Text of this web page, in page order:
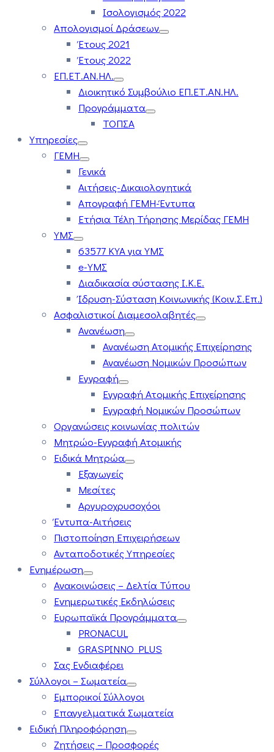
Ισολογισμός 2022
Απολογισμοί Δράσεων
Έτους 2021
Έτους 2022
ΕΠ.ΕΤ.ΑΝ.ΗΛ.
Διοικητικό Συμβούλιο ΕΠ.ΕΤ.ΑΝ.ΗΛ.
Προγράμματα
ΤΟΠΣΑ
Υπηρεσίες
ΓΕΜΗ
Γενικά
Αιτήσεις-Δικαιολογητικά
Απογραφή ΓΕΜΗ-Έντυπα
Ετήσια Τέλη Τήρησης Μερίδας ΓΕΜΗ
ΥΜΣ
63577 ΚΥΑ για ΥΜΣ
e-ΥΜΣ
Διαδικασία σύστασης Ι.Κ.Ε.
Ίδρυση-Σύσταση Κοινωνικής (Κοιν.Σ.Επ.)
Ασφαλιστικοί Διαμεσολαβητές
Ανανέωση
Ανανέωση Ατομικής Επιχείρησης
Ανανέωση Νομικών Προσώπων
Εγγραφή
Εγγραφή Ατομικής Επιχείρησης
Εγγραφή Νομικών Προσώπων
Οργανώσεις κοινωνίας πολιτών
Μητρώο-Εγγραφή Ατομικής
Ειδικά Μητρώα
Εξαγωγείς
Μεσίτες
Αργυροχρυσοχόοι
Έντυπα-Αιτήσεις
Πιστοποίηση Επιχειρήσεων
Ανταποδοτικές Υπηρεσίες
Ενημέρωση
Ανακοινώσεις – Δελτία Τύπου
Ενημερωτικές Εκδηλώσεις
Ευρωπαϊκά Προγράμματα
PRONACUL
GRASPINNO PLUS
Σας Ενδιαφέρει
Σύλλογοι – Σωματεία
Εμπορικοί Σύλλογοι
Επαγγελματικά Σωματεία
Ειδική Πληροφόρηση
Ζητήσεις – Προσφορές